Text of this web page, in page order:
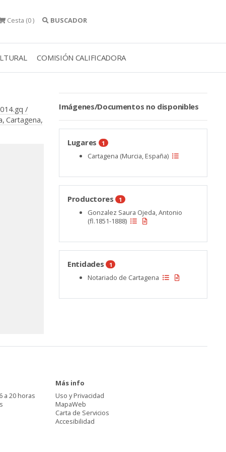
Cesta (0 ) BUSCADOR
COMISIÓN CALIFICADORA
/
Cartagena,
Imágenes/Documentos no disponibles
Lugares 1
Cartagena (Murcia, España)
Productores 1
Gonzalez Saura Ojeda, Antonio
(fl.1851-1888)
Entidades 1
Notariado de Cartagena
a 20 horas
Más info
Uso y Privacidad
MapaWeb
Carta de Servicios
Accesibilidad